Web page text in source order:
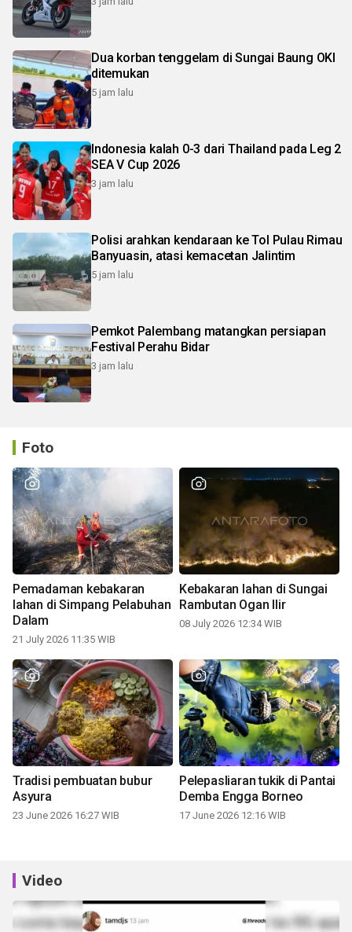
Dua korban tenggelam di Sungai Baung OKI
ditemukan
5 jam lalu
Indonesia kalah 0-3 dari Thailand pada Leg 2
SEA V Cup 2026
3 jam lalu
Polisi arahkan kendaraan ke Tol Pulau Rimau
Banyuasin, atasi kemacetan Jalintim
5 jam lalu
Pemkot Palembang matangkan persiapan
Festival Perahu Bidar
3 jam lalu
Foto
Pemadaman kebakaran
lahan di Simpang Pelabuhan
Dalam
21 July 2026 11:35 WIB
Kebakaran lahan di Sungai
Rambutan Ogan Ilir
08 July 2026 12:34 WIB
Tradisi pembuatan bubur
Asyura
23 June 2026 16:27 WIB
Pelepasliaran tukik di Pantai
Demba Engga Borneo
17 June 2026 12:16 WIB
Video